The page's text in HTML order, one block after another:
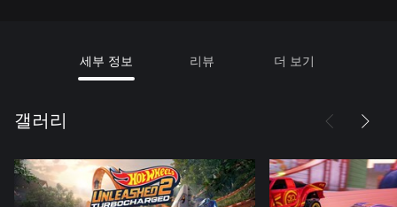
세부 정보 리뷰 더 보기
갤러리